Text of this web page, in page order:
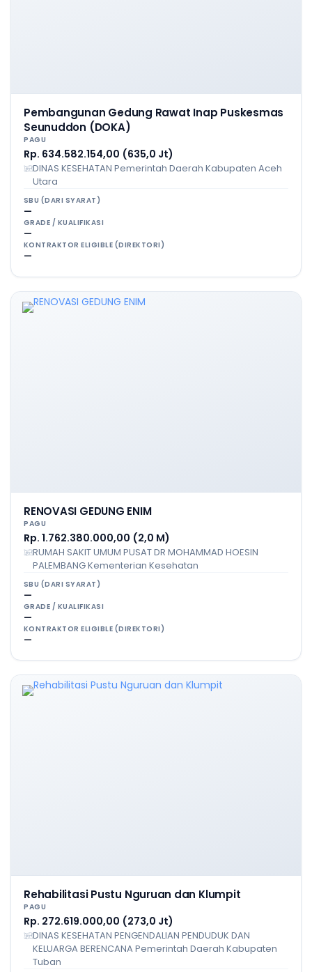
Pembangunan Gedung Rawat Inap Puskesmas
Seunuddon (DOKA)
PAGU
Rp. 634.582.154,00 (635,0 Jt)
DINAS KESEHATAN Pemerintah Daerah Kabupaten Aceh
Utara
SBU (DARI SYARAT)
—
GRADE / KUALIFIKASI
—
KONTRAKTOR ELIGIBLE (DIREKTORI)
—
RENOVASI GEDUNG ENIM
PAGU
Rp. 1.762.380.000,00 (2,0 M)
RUMAH SAKIT UMUM PUSAT DR MOHAMMAD HOESIN
PALEMBANG Kementerian Kesehatan
SBU (DARI SYARAT)
—
GRADE / KUALIFIKASI
—
KONTRAKTOR ELIGIBLE (DIREKTORI)
—
Rehabilitasi Pustu Nguruan dan Klumpit
PAGU
Rp. 272.619.000,00 (273,0 Jt)
DINAS KESEHATAN PENGENDALIAN PENDUDUK DAN
KELUARGA BERENCANA Pemerintah Daerah Kabupaten
Tuban